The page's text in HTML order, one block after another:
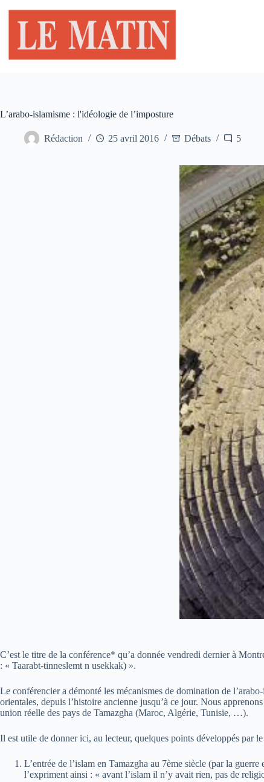
contenu
L’arabo-islamisme : l'idéologie de l’imposture
Rédaction 25 avril 2016 Débats 5
C’est le titre de la conférence* qu’a donnée vendredi dernier à
: « Taarabt-tinneslemt n usekkak) ».
Le conférencier a démonté les mécanismes de domination de
orientales, depuis l’histoire ancienne jusqu’à ce jour. Nous
union réelle des pays de Tamazgha (Maroc, Algérie, Tunisie, …).
Il est utile de donner ici, au lecteur, quelques points développés par
L’entrée de l’islam en Tamazgha au 7ème siècle (par la
l’expriment ainsi : « avant l’islam il n’y avait rien, pas de